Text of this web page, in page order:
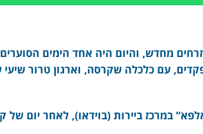
מחדש, והיום היה אחד הימים הסוערים
עם כלכלה שקרסה, וארגון טרור שיעי
במרכז ביירות (בוידאו), לאחר יום של